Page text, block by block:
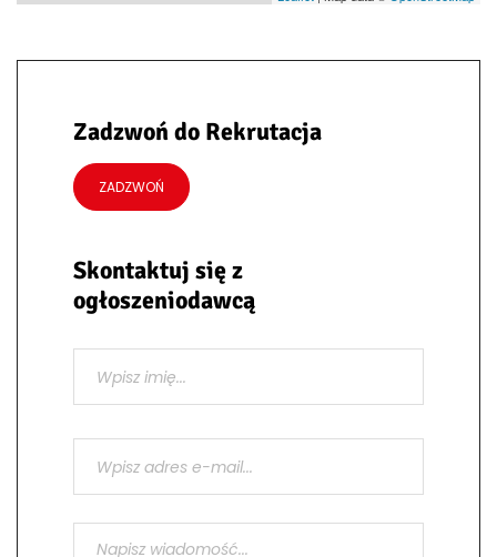
Zadzwoń do Rekrutacja
ZADZWOŃ
Skontaktuj się z
ogłoszeniodawcą